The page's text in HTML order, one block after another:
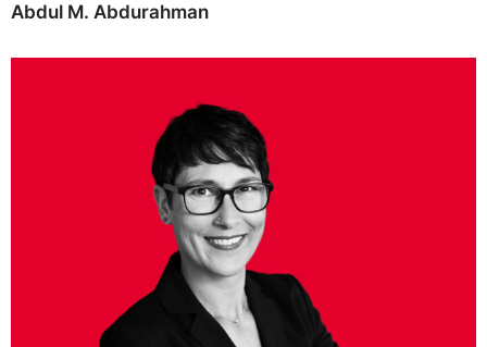
Abdul M. Abdurahman